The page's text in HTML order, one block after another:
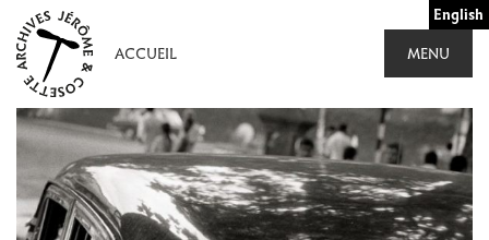
Aller
au
contenu
English
ACCUEIL
MENU